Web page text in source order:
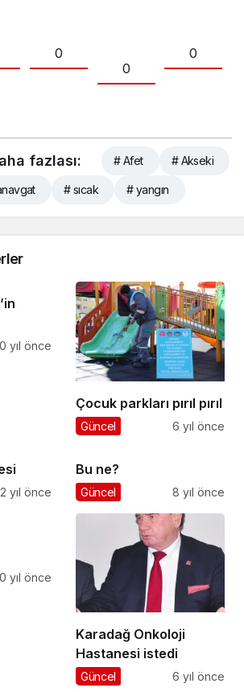
0
0
0
fazlası: # Afet # Akseki
# sıcak # yangın
yıl önce
Çocuk parkları pırıl pırıl
Güncel 6 yıl önce
yıl önce
Bu ne?
Güncel 8 yıl önce
yıl önce
Karadağ Onkoloji
Hastanesi istedi
Güncel 6 yıl önce